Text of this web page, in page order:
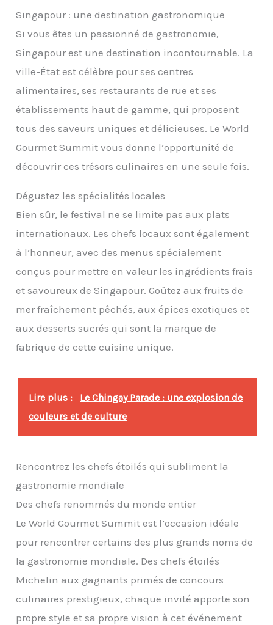
Singapour : une destination gastronomique
Si vous êtes un passionné de gastronomie,
Singapour est une destination incontournable. La
ville-État est célèbre pour ses centres
alimentaires, ses restaurants de rue et ses
établissements haut de gamme, qui proposent
tous des saveurs uniques et délicieuses. Le World
Gourmet Summit vous donne l’opportunité de
découvrir ces trésors culinaires en une seule fois.
Dégustez les spécialités locales
Bien sûr, le festival ne se limite pas aux plats
internationaux. Les chefs locaux sont également
à l’honneur, avec des menus spécialement
conçus pour mettre en valeur les ingrédients frais
et savoureux de Singapour. Goûtez aux fruits de
mer fraîchement pêchés, aux épices exotiques et
aux desserts sucrés qui sont la marque de
fabrique de cette cuisine unique.
Lire plus :
Le Chingay Parade : une explosion de
couleurs et de culture
Rencontrez les chefs étoilés qui subliment la
gastronomie mondiale
Des chefs renommés du monde entier
Le World Gourmet Summit est l’occasion idéale
pour rencontrer certains des plus grands noms de
la gastronomie mondiale. Des chefs étoilés
Michelin aux gagnants primés de concours
culinaires prestigieux, chaque invité apporte son
propre style et sa propre vision à cet événement